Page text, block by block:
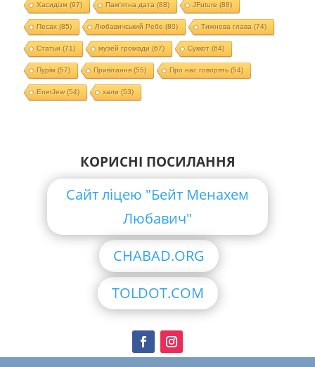
Хасидізм (97) Пам'ятна дата (88) JFuture (88)
Песах(85) Любавичський Ребе (80) Тижнева глава (74)
Статьи (71) музей громади (67) Суккот (64)
Пурім (57) Привітання(55) Про нас говорять(54)
EnerJew(54) хали (53)
КОРИСНІ ПОСИЛАННЯ
Сайт ліцею "Бейт Менахем
Любавич"
CHABAD.ORG
TOLDOT.COM